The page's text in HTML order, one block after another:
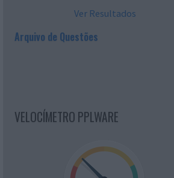
Ver Resultados
Arquivo de Questões
VELOCÍMETRO PPLWARE